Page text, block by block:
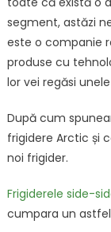
segment, astăzi
este o companie
produse cu
lor vei regăsi
După cum
frigidere Arctic și
noi frigider.
Frigiderele side-
cumpara un